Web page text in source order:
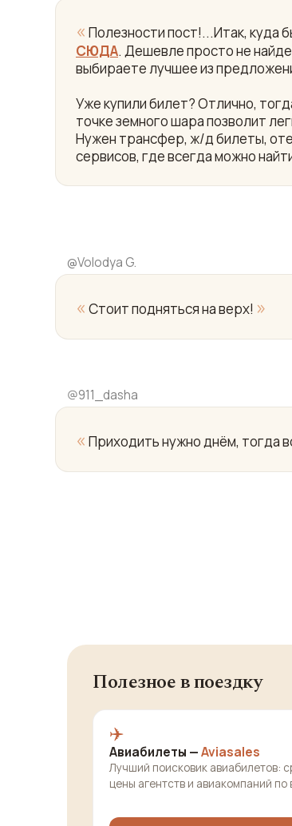
« Полезности пост!...Итак, куда
СЮДА. Дешевле просто не
выбираете лучшее из
Уже купили билет? Отлично,
точке земного шара позволит
Нужен трансфер, ж/д билеты,
сервисов, где всегда можно
@Volodya G.
« Стоит подняться на верх! »
@911_dasha
« Приходить нужно днём, тогда
Полезное в поездку
✈️
Авиабилеты —Aviasales
Лучший поисковик авиабилетов:
цены агентств и авиакомпаний по